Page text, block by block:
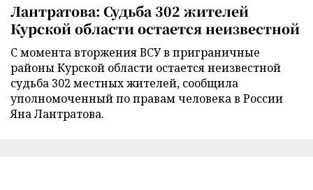
Лантратова: Судьба 302 жителей
Курской области остается неизвестной
С момента вторжения ВСУ в приграничные
районы Курской области остается неизвестной
судьба 302 местных жителей, сообщила
уполномоченный по правам человека в России
Яна Лантратова.